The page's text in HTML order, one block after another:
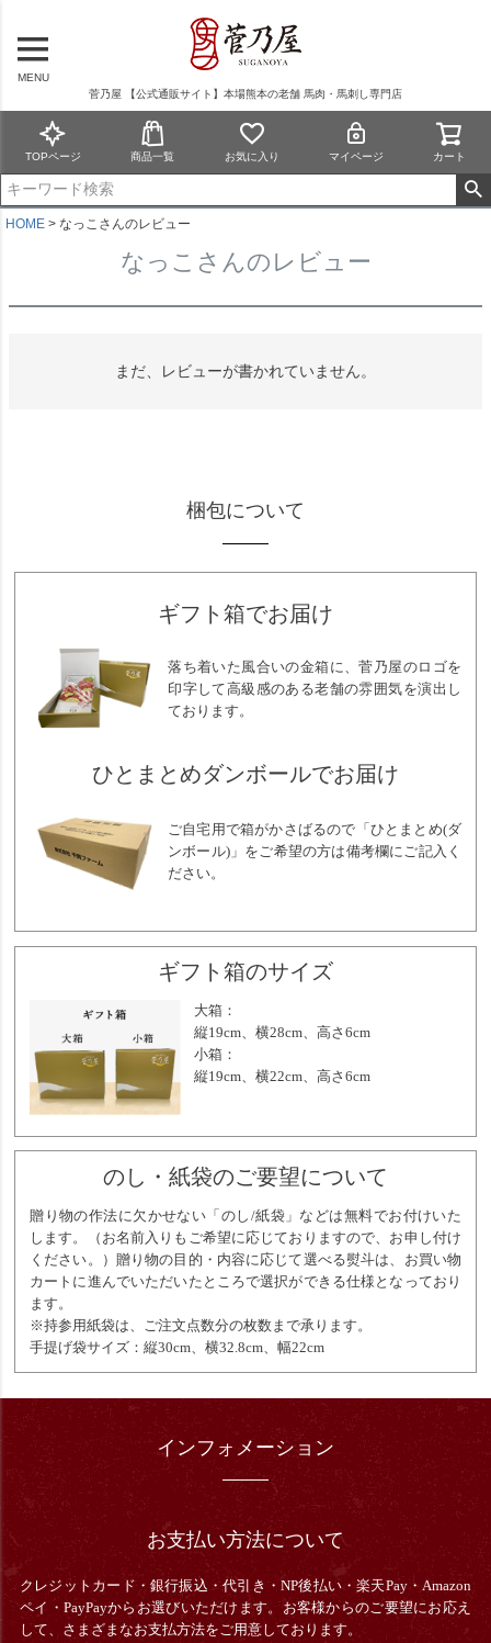
MENU
菅乃屋 【公式通販サイト】本場熊本の老舗 馬肉・馬刺し専門店
TOPページ 商品一覧 お気に入り マイページ カート
HOME なっこさんのレビュー
なっこさんのレビュー
まだ、レビューが書かれていません。
梱包について
ギフト箱でお届け
落ち着いた風合いの金箱に、菅乃屋のロゴを
印字して高級感のある老舗の雰囲気を演出し
ております。
ひとまとめダンボールでお届け
ご自宅用で箱がかさばるので「ひとまとめ(ダ
ンボール)」をご希望の方は備考欄にご記入く
ださい。
ギフト箱のサイズ
大箱：
縦19cm、横28cm、高さ6cm
小箱：
縦19cm、横22cm、高さ6cm
のし・紙袋のご要望について
贈り物の作法に欠かせない「のし/紙袋」などは無料でお付けいた
します。（お名前入りもご希望に応じておりますので、お申し付け
ください。）贈り物の目的・内容に応じて選べる熨斗は、お買い物
カートに進んでいただいたところで選択ができる仕様となっており
ます。
※持参用紙袋は、ご注文点数分の枚数まで承ります。
手提げ袋サイズ：縦30cm、横32.8cm、幅22cm
インフォメーション
お支払い方法について
クレジットカード・銀行振込・代引き・NP後払い・楽天Pay・Amazon
ペイ・PayPayからお選びいただけます。お客様からのご要望にお応え
して、さまざまなお支払方法をご用意しております。